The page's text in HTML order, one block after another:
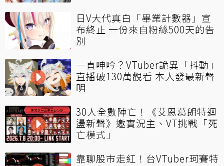
日V大代真白「畢業計數器」宣
布終止 一份來自粉絲500天的告
別
一直呻吟？VTuber詭異「抖動」
直播破130萬觀看 本人發最新聲
明
30人全數陣亡！《艾恩葛朗特迴
盪新聲》邀實況主、VT挑戰「死
亡模式」
靠聊股市走紅！台VTuber珂賽特